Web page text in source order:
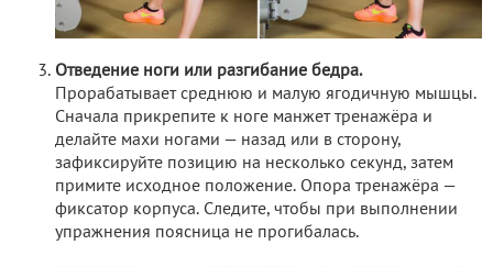
Отведение ноги или разгибание бедра.
Прорабатывает среднюю и малую ягодичную мышцы.
Сначала прикрепите к ноге манжет тренажёра и
делайте махи ногами — назад или в сторону,
зафиксируйте позицию на несколько секунд, затем
примите исходное положение. Опора тренажёра —
фиксатор корпуса. Следите, чтобы при выполнении
упражнения поясница не прогибалась.